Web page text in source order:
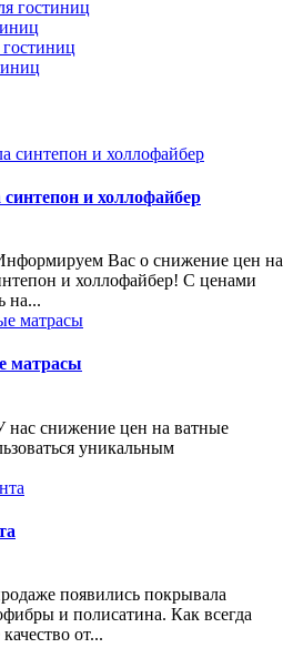
гостиниц
и холлофайбер
Вас о снижение цен на
и холлофайбер! С ценами
на...
матрасы
снижение цен на ватные
уникальным
появились покрывала
и полисатина. Как всегда
от...